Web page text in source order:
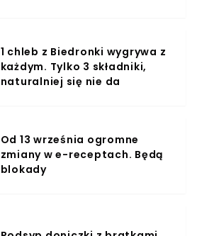
1 chleb z Biedronki wygrywa z
każdym. Tylko 3 składniki,
naturalniej się nie da
Od 13 września ogromne
zmiany w e-receptach. Będą
blokady